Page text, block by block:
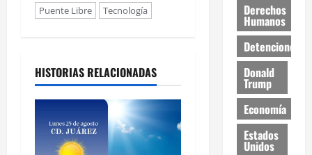
Puente Libre
Tecnología
HISTORIAS RELACIONADAS
Derechos
Humanos
Detenciones
Donald
Trump
Economía
Estados
Unidos